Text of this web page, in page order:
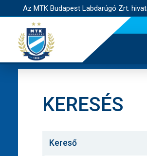
Az MTK Budapest Labdarúgó Zrt.
KERESÉS
Kereső